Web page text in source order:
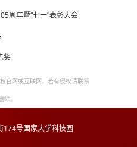
周年暨“七一”表彰大会
奖
官网或互联网，若有侵权请联系
。
174号国家大学科技园